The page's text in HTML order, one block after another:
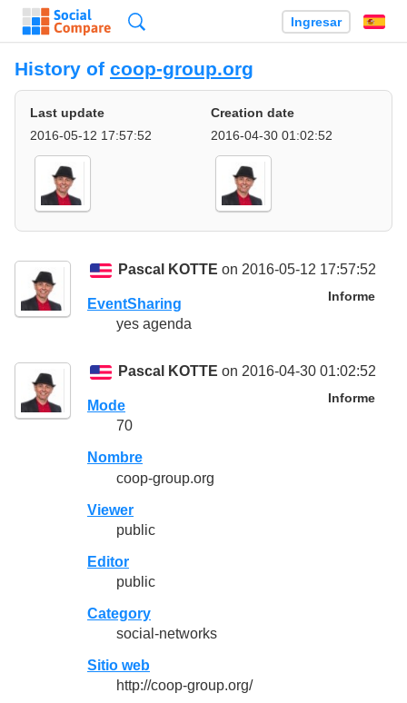
Ingresar
History of coop-group.org
Last update
2016-05-12 17:57:52
Creation date
2016-04-30 01:02:52
Pascal KOTTE on 2016-05-12 17:57:52
Informe
EventSharing
yes agenda
Pascal KOTTE on 2016-04-30 01:02:52
Informe
Mode
70
Nombre
coop-group.org
Viewer
public
Editor
public
Category
social-networks
Sitio web
http://coop-group.org/